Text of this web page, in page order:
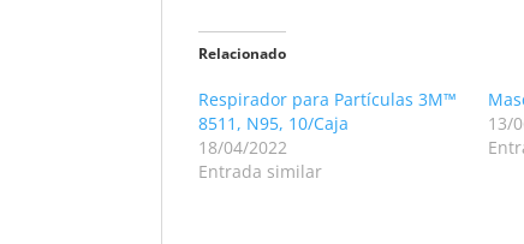
Relacionado
Respirador para Partículas 3M™
8511, N95, 10/Caja
18/04/2022
Entrada similar
13/